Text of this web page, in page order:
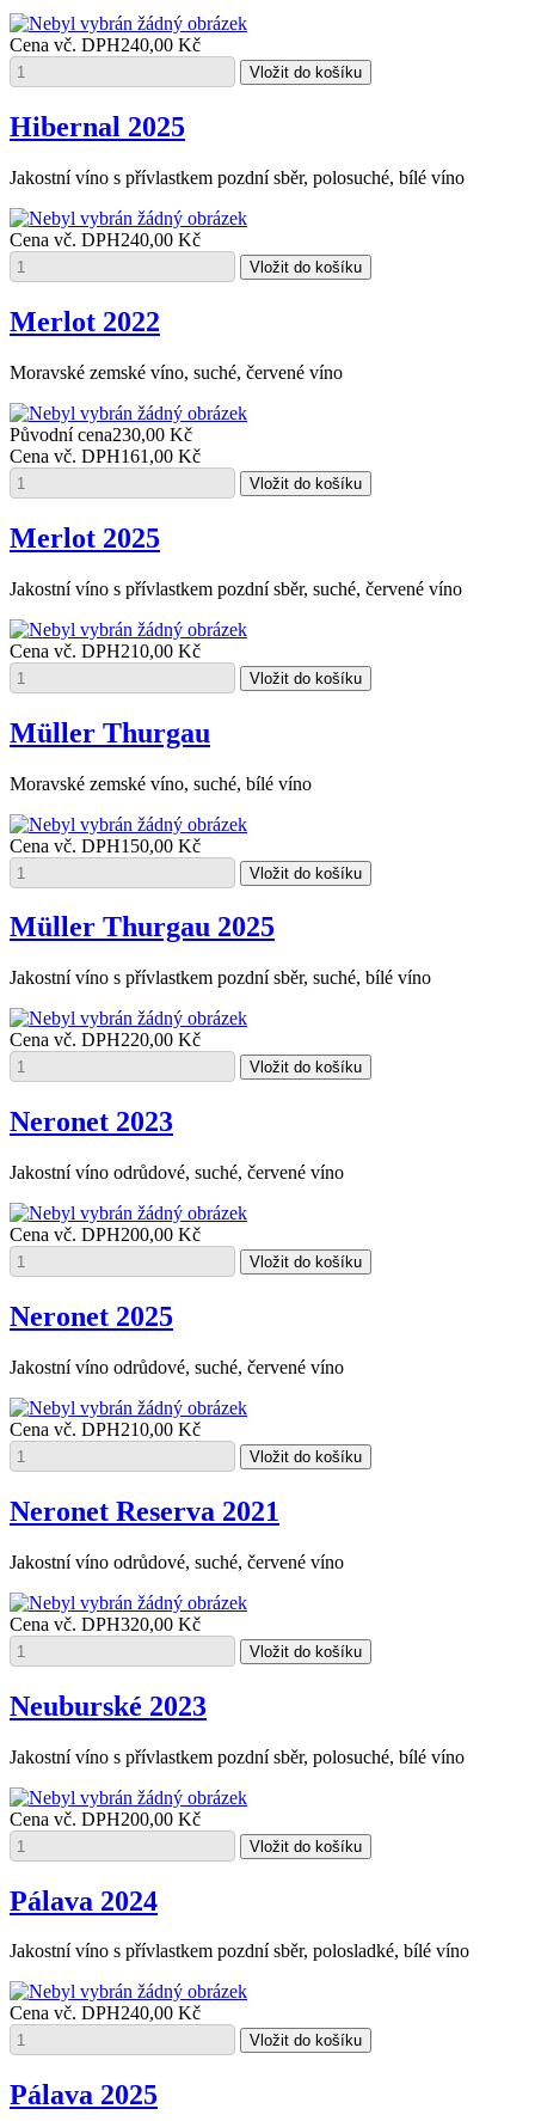
Cena vč. DPH240,00 Kč
Hibernal 2025
Jakostní víno s přívlastkem pozdní sběr, polosuché, bílé víno
Cena vč. DPH240,00 Kč
Merlot 2022
Moravské zemské víno, suché, červené víno
Původní cena230,00 Kč
Cena vč. DPH161,00 Kč
Merlot 2025
Jakostní víno s přívlastkem pozdní sběr, suché, červené víno
Cena vč. DPH210,00 Kč
Müller Thurgau
Moravské zemské víno, suché, bílé víno
Cena vč. DPH150,00 Kč
Müller Thurgau 2025
Jakostní víno s přívlastkem pozdní sběr, suché, bílé víno
Cena vč. DPH220,00 Kč
Neronet 2023
Jakostní víno odrůdové, suché, červené víno
Cena vč. DPH200,00 Kč
Neronet 2025
Jakostní víno odrůdové, suché, červené víno
Cena vč. DPH210,00 Kč
Neronet Reserva 2021
Jakostní víno odrůdové, suché, červené víno
Cena vč. DPH320,00 Kč
Neuburské 2023
Jakostní víno s přívlastkem pozdní sběr, polosuché, bílé víno
Cena vč. DPH200,00 Kč
Pálava 2024
Jakostní víno s přívlastkem pozdní sběr, polosladké, bílé víno
Cena vč. DPH240,00 Kč
Pálava 2025